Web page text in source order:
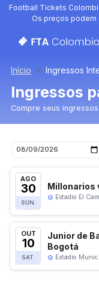
Football Tickets
Os preços podem
Início Ingressos
Ingressos
Compre seus
Ingressos para o
AGO
30
SUN.
Millonarios
Estadio El
OUT
10
SAT.
Junior de
Bogotá
Estadio